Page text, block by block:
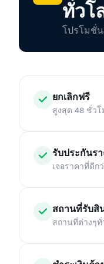
ทั่วโ
โปรโมชั่
ยกเลิกฟรี
สูงสุด 48 ชั่ว
รับประกันร
เจอราคาที่ดีก
สถานที่รับสิ
สถานที่ต่างๆทั่